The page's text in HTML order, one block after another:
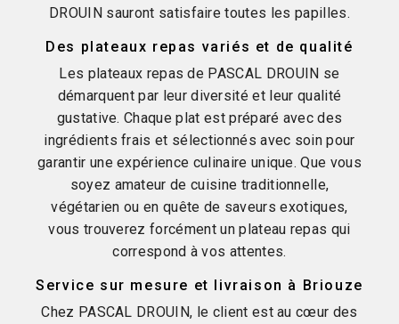
DROUIN sauront satisfaire toutes les papilles.
Des plateaux repas variés et de qualité
Les plateaux repas de PASCAL DROUIN se
démarquent par leur diversité et leur qualité
gustative. Chaque plat est préparé avec des
ingrédients frais et sélectionnés avec soin pour
garantir une expérience culinaire unique. Que vous
soyez amateur de cuisine traditionnelle,
végétarien ou en quête de saveurs exotiques,
vous trouverez forcément un plateau repas qui
correspond à vos attentes.
Service sur mesure et livraison à Briouze
Chez PASCAL DROUIN, le client est au cœur des